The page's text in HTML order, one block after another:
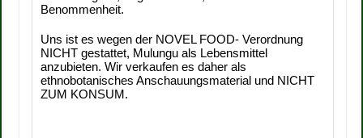
Benommenheit.
Uns ist es wegen der NOVEL FOOD- Verordnung
NICHT gestattet, Mulungu als Lebensmittel
anzubieten. Wir verkaufen es daher als
ethnobotanisches Anschauungsmaterial und NICHT
ZUM KONSUM.